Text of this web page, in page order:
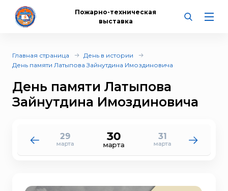
Пожарно-техническая
выставка
Главная страница
День в истории
День памяти Латыпова Зайнутдина Имоздиновича
День памяти Латыпова
Зайнутдина Имоздиновича
29
марта
30
марта
31
марта